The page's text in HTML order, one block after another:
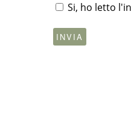
Si, ho letto
INVIA